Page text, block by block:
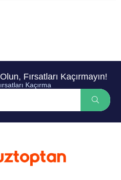
Fırsatları Kaçırmayın!
Kaçırma